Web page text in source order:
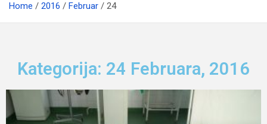
Home 2016 Februar 24
Kategorija: 24 Februara, 2016